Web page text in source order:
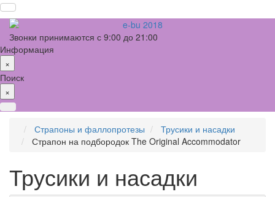
Звонки принимаются с 9:00 до 21:00
Информация
×
Поиск
×
Страпоны и фаллопротезы
Трусики и насадки
Страпон на подбородок The Original Accommodator
Трусики и насадки